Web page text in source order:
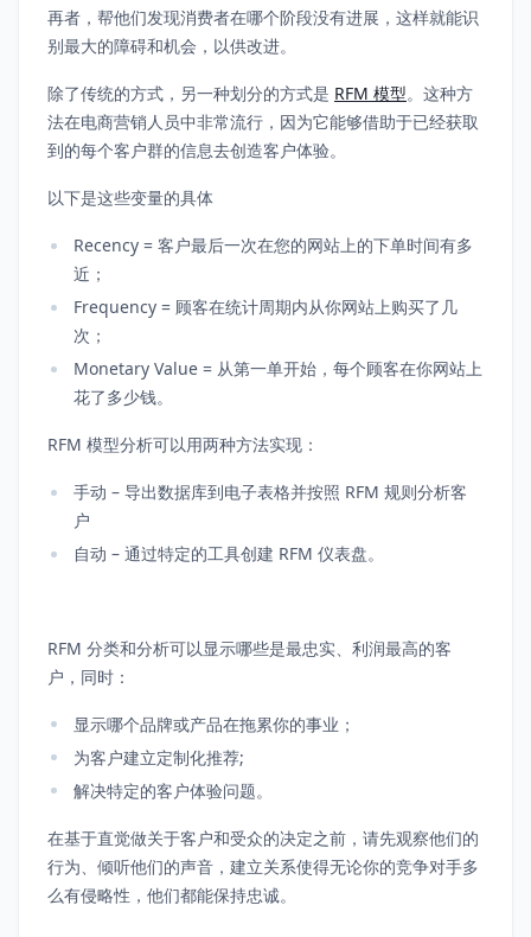
再者，帮他们发现消费者在哪个阶段没有进展，这样就能识
别最大的障碍和机会，以供改进。
除了传统的方式，另一种划分的方式是 RFM 模型。这种方
法在电商营销人员中非常流行，因为它能够借助于已经获取
到的每个客户群的信息去创造客户体验。
以下是这些变量的具体
Recency = 客户最后一次在您的网站上的下单时间有多
近；
Frequency = 顾客在统计周期内从你网站上购买了几
次；
Monetary Value = 从第一单开始，每个顾客在你网站上
花了多少钱。
RFM 模型分析可以用两种方法实现：
手动 – 导出数据库到电子表格并按照 RFM 规则分析客
户
自动 – 通过特定的工具创建 RFM 仪表盘。
RFM 分类和分析可以显示哪些是最忠实、利润最高的客
户，同时：
显示哪个品牌或产品在拖累你的事业；
为客户建立定制化推荐;
解决特定的客户体验问题。
在基于直觉做关于客户和受众的决定之前，请先观察他们的
行为、倾听他们的声音，建立关系使得无论你的竞争对手多
么有侵略性，他们都能保持忠诚。